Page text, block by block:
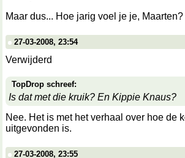
Maar dus... Hoe jarig voel je je, Maarten?
27-03-2008, 23:54
Verwijderd
TopDrop schreef:
Is dat met die kruik? En Kippie Knaus?
Nee. Het is met het verhaal over hoe de
uitgevonden is.
27-03-2008, 23:55